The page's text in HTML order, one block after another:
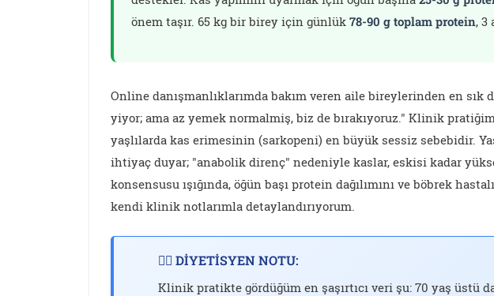
önem taşır. 65 kg bir birey için günlük78-90 g toplam protein, 3
Online danışmanlıklarımda bakım veren aile bireylerinden en sık
yiyor; ama az yemek normalmiş, biz de bırakıyoruz." Klinik
yaşlılarda kas erimesinin (sarkopeni) en büyük sessiz sebebidir.
ihtiyaç duyar; "anabolik direnç" nedeniyle kaslar, eskisi kadar
konsensusu ışığında, öğün başı protein dağılımını ve böbrek
kendi klinik notlarımla detaylandırıyorum.
👩‍⚕️ DİYETİSYEN NOTU:
Klinik pratikte gördüğüm en şaşırtıcı veri şu: 70 yaş üstü